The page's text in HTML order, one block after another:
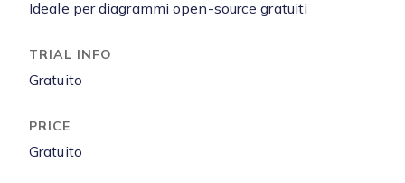
Ideale per diagrammi open-source gratuiti
Gratuito
Gratuito